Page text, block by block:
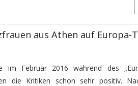
aus Athen auf Europa-
im Februar 2016 während des
die Kritiken schon sehr positiv.